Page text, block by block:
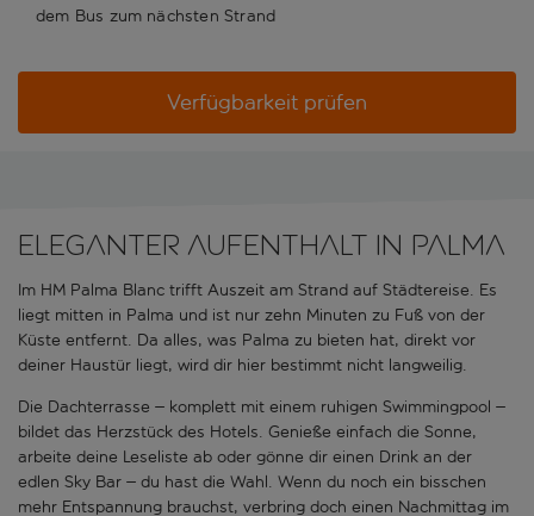
dem Bus zum nächsten Strand
Verfügbarkeit prüfen
Eleganter Aufenthalt in Palma
Im HM Palma Blanc trifft Auszeit am Strand auf Städtereise. Es
liegt mitten in Palma und ist nur zehn Minuten zu Fuß von der
Küste entfernt. Da alles, was Palma zu bieten hat, direkt vor
deiner Haustür liegt, wird dir hier bestimmt nicht langweilig.
Die Dachterrasse – komplett mit einem ruhigen Swimmingpool –
bildet das Herzstück des Hotels. Genieße einfach die Sonne,
arbeite deine Leseliste ab oder gönne dir einen Drink an der
edlen Sky Bar – du hast die Wahl. Wenn du noch ein bisschen
mehr Entspannung brauchst, verbring doch einen Nachmittag im